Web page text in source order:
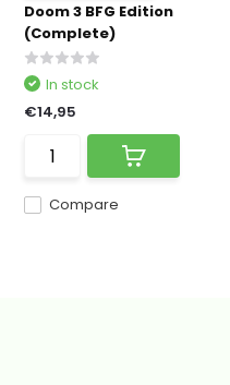
Doom 3 BFG Edition
(Complete)
Compare
In stock
€14,95